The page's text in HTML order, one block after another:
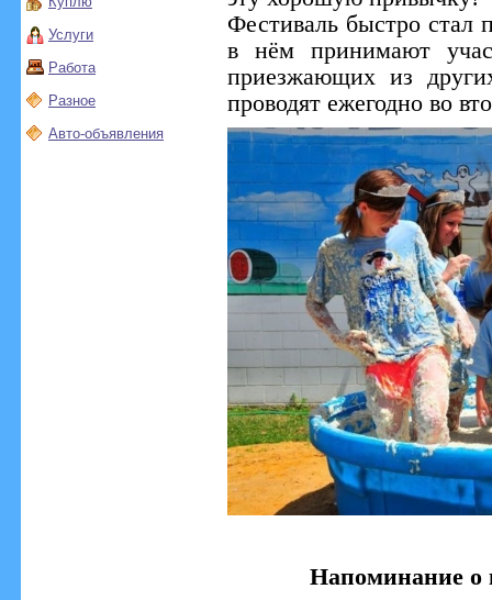
Услуги
Работа
Разное
Авто-объявления
Фестиваль быстро стал
в нём принимают
приезжающих из
проводят ежегодно во
Напоминание о